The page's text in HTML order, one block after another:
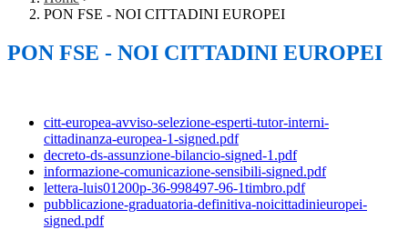
PON FSE - NOI CITTADINI EUROPEI
PON FSE - NOI CITTADINI EUROPEI
citt-europea-avviso-selezione-esperti-tutor-interni-
cittadinanza-europea-1-signed.pdf
decreto-ds-assunzione-bilancio-signed-1.pdf
informazione-comunicazione-sensibili-signed.pdf
lettera-luis01200p-36-998497-96-1timbro.pdf
pubblicazione-graduatoria-definitiva-noicittadinieuropei-
signed.pdf